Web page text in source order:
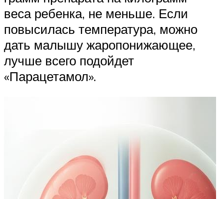
веса ребенка, не меньше. Если
повысилась температура, можно
дать малышу жаропонижающее,
лучше всего подойдет
«Парацетамол».